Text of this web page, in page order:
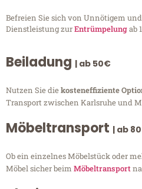
Befreien Sie sich von Unnötigem und
Dienstleistung zurEntrümpelungab
Beiladung | ab 50€
Nutzen Sie diekosteneffiziente
Transport zwischen Karlsruhe und
Möbeltransport | ab
Ob ein einzelnes Möbelstück oder
Möbel sicher beim Möbeltransport